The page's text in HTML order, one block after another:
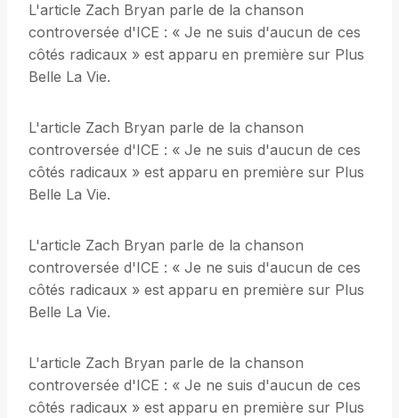
L'article Zach Bryan parle de la chanson
controversée d'ICE : « Je ne suis d'aucun de ces
côtés radicaux » est apparu en première sur Plus
Belle La Vie.
L'article Zach Bryan parle de la chanson
controversée d'ICE : « Je ne suis d'aucun de ces
côtés radicaux » est apparu en première sur Plus
Belle La Vie.
L'article Zach Bryan parle de la chanson
controversée d'ICE : « Je ne suis d'aucun de ces
côtés radicaux » est apparu en première sur Plus
Belle La Vie.
L'article Zach Bryan parle de la chanson
controversée d'ICE : « Je ne suis d'aucun de ces
côtés radicaux » est apparu en première sur Plus